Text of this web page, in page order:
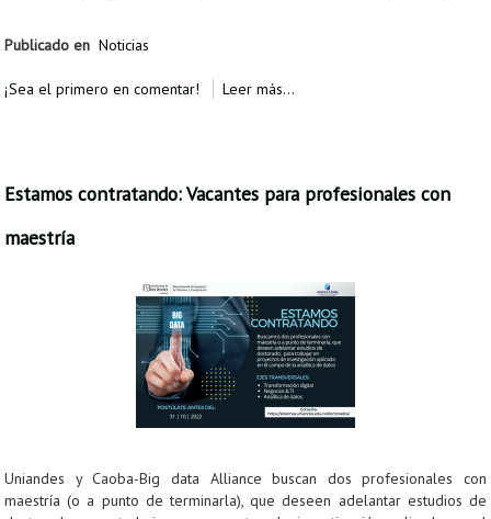
Publicado en Noticias
¡Sea el primero en comentar! Leer más...
Estamos contratando: Vacantes para profesionales con
maestría
Uniandes y Caoba-Big data Alliance buscan dos profesionales con
maestría (o a punto de terminarla), que deseen adelantar estudios de